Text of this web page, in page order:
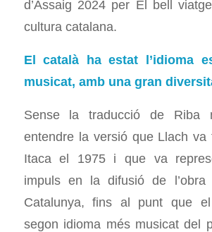
d’Assaig 2024 per El bell
cultura catalana.
El català ha estat l’idioma
musicat, amb una gran
Sense la traducció de Riba
entendre la versió que Llach va
Itaca el 1975 i que va
impuls en la difusió de
Catalunya, fins al punt que
segon idioma més musicat del